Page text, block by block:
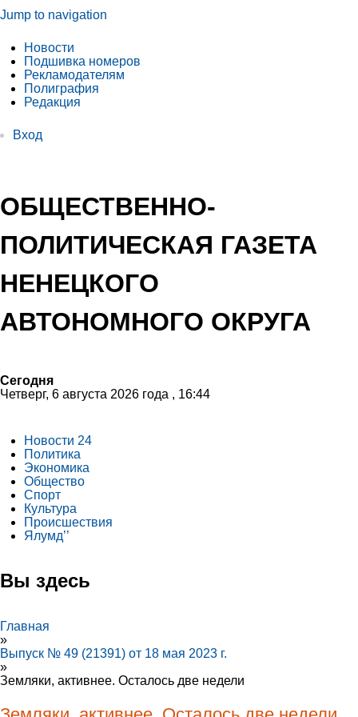
Jump to navigation
Новости
Подшивка номеров
Рекламодателям
Полиграфия
Редакция
Вход
ОБЩЕСТВЕННО-
ПОЛИТИЧЕСКАЯ ГАЗЕТА
НЕНЕЦКОГО
АВТОНОМНОГО ОКРУГА
Сегодня
Четверг, 6 августа 2026 года , 16:44
Новости 24
Политика
Экономика
Общество
Спорт
Культура
Происшествия
Ялумд’’
Вы здесь
Главная
»
Выпуск № 49 (21391) от 18 мая 2023 г.
»
Земляки, активнее. Осталось две недели